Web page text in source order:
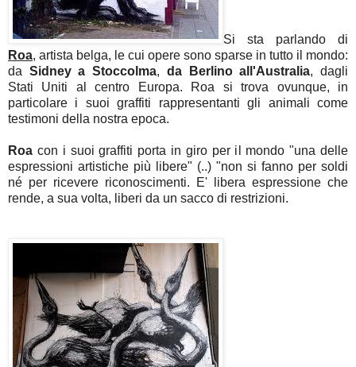
Si sta parlando di
Roa, artista belga, le cui opere sono sparse in tutto il mondo:
da Sidney a Stoccolma, da Berlino all'Australia, dagli
Stati Uniti al centro Europa. Roa si trova ovunque, in
particolare i suoi graffiti rappresentanti gli animali come
testimoni della nostra epoca.
Roa con i suoi graffiti porta in giro per il mondo "una delle
espressioni artistiche più libere" (..) "non si fanno per soldi
né per ricevere riconoscimenti. E' libera espressione che
rende, a sua volta, liberi da un sacco di restrizioni.